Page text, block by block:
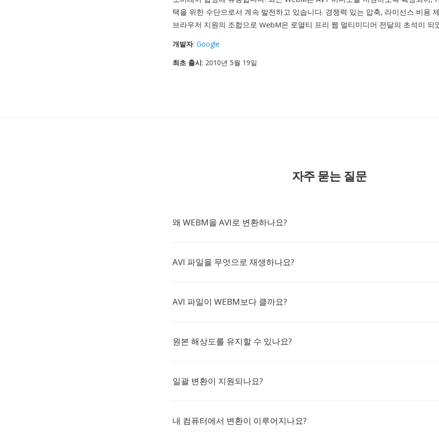
택을 위한 수단으로서 계속 발전하고 있습니다. 경쟁력 있는 압축, 라이선스 비용
브라우저 지원의 조합으로 WebM은 로열티 프리 웹 멀티미디어 전달의 초석이 되
개발자: Google
최초 출시: 2010년 5월 19일
자주 묻는 질문
왜 WEBM을 AVI로 변환하나요?
AVI 파일을 무엇으로 재생하나요?
AVI 파일이 WEBM보다 클까요?
원본 해상도를 유지할 수 있나요?
일괄 변환이 지원되나요?
내 컴퓨터에서 변환이 이루어지나요?